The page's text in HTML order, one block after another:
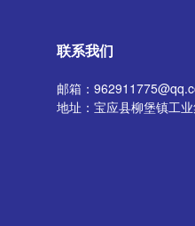
联系我们
邮箱：
地址：宝应县柳堡镇工